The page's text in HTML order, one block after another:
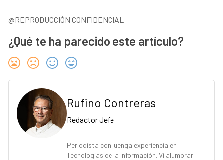
@REPRODUCCIÓN CONFIDENCIAL
¿Qué te ha parecido este artículo?
Rufino Contreras
Redactor Jefe
Periodista con luenga experiencia en
Tecnologías de la información. Vi alumbrar